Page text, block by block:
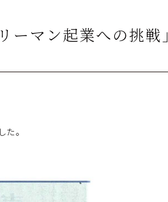
マン起業への挑戦」
。